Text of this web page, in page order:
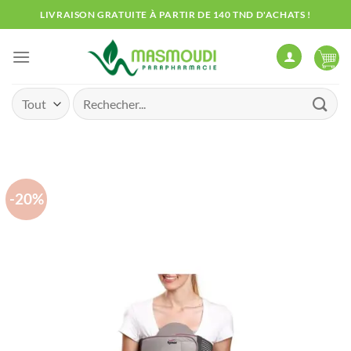
au
contenu
LIVRAISON GRATUITE À PARTIR DE 140 TND D'ACHATS !
Recherche
pour :
-20%